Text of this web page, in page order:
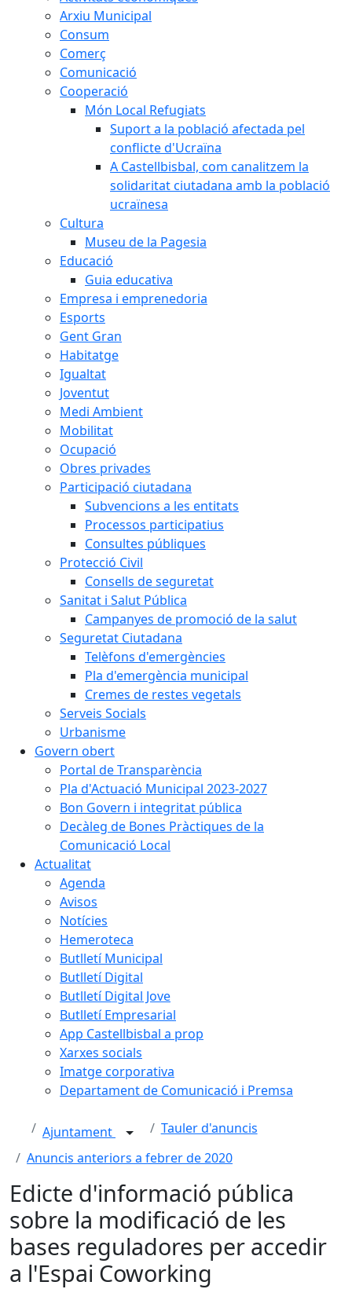
Arxiu Municipal
Consum
Comerç
Comunicació
Cooperació
Món Local Refugiats
Suport a la població afectada pel
conflicte d'Ucraïna
A Castellbisbal, com canalitzem la
solidaritat ciutadana amb la població
ucraïnesa
Cultura
Museu de la Pagesia
Educació
Guia educativa
Empresa i emprenedoria
Esports
Gent Gran
Habitatge
Igualtat
Joventut
Medi Ambient
Mobilitat
Ocupació
Obres privades
Participació ciutadana
Subvencions a les entitats
Processos participatius
Consultes públiques
Protecció Civil
Consells de seguretat
Sanitat i Salut Pública
Campanyes de promoció de la salut
Seguretat Ciutadana
Telèfons d'emergències
Pla d'emergència municipal
Cremes de restes vegetals
Serveis Socials
Urbanisme
Govern obert
Portal de Transparència
Pla d'Actuació Municipal 2023-2027
Bon Govern i integritat pública
Decàleg de Bones Pràctiques de la
Comunicació Local
Actualitat
Agenda
Avisos
Notícies
Hemeroteca
Butlletí Municipal
Butlletí Digital
Butlletí Digital Jove
Butlletí Empresarial
App Castellbisbal a prop
Xarxes socials
Imatge corporativa
Departament de Comunicació i Premsa
Ajuntament
Tauler d'anuncis
Anuncis anteriors a febrer de 2020
Edicte d'informació pública
sobre la modificació de les
bases reguladores per accedir
a l'Espai Coworking